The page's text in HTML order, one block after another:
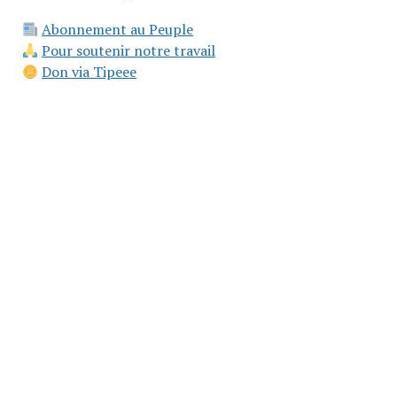
Abonnement au Peuple
Pour soutenir notre travail
Don via Tipeee